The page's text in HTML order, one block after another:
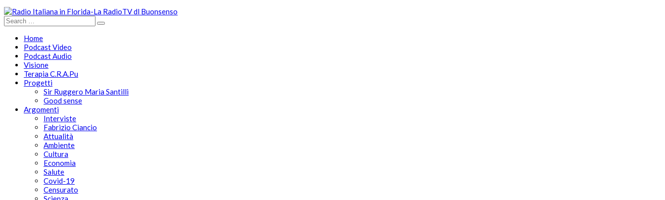
Home
Podcast Video
Podcast Audio
Visione
Terapia C.R.A.Pu
Progetti
Sir Ruggero Maria Santilli
Good sense
Argomenti
Interviste
Fabrizio Ciancio
Attualità
Ambiente
Cultura
Economia
Salute
Covid-19
Censurato